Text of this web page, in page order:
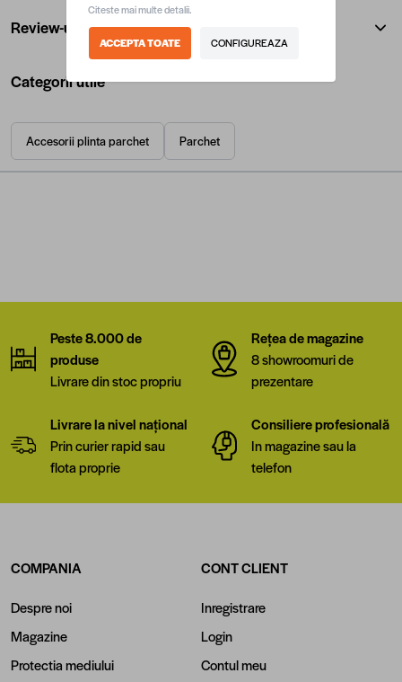
Review-uri
Categorii utile
Accesorii plinta parchet Parchet
Peste 8.000 de
produse
Livrare din stoc propriu
Rețea de magazine
8 showroomuri de
prezentare
Livrare la nivel național
Prin curier rapid sau
flota proprie
Consiliere profesională
In magazine sau la
telefon
COMPANIA
Despre noi
Magazine
Protectia mediului
CONT CLIENT
Inregistrare
Login
Contul meu
Citeste mai multe detalii.
ACCEPTA TOATE CONFIGUREAZA